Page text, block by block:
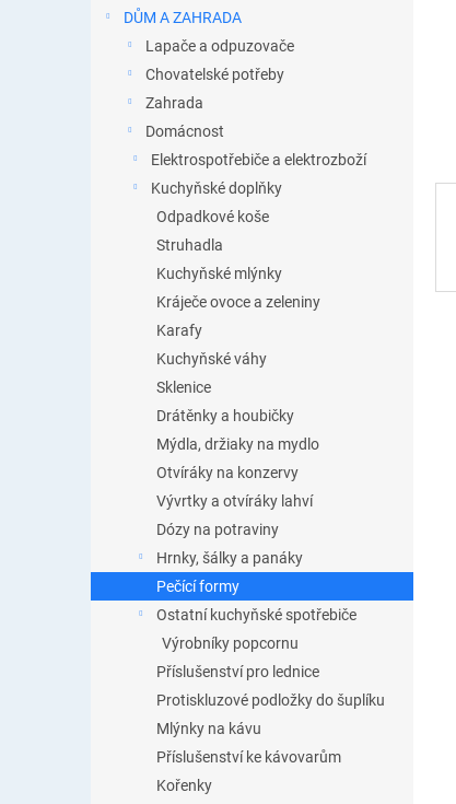
DŮM A ZAHRADA
Lapače a odpuzovače
Chovatelské potřeby
Zahrada
Domácnost
Elektrospotřebiče a elektrozboží
Kuchyňské doplňky
Odpadkové koše
Struhadla
Kuchyňské mlýnky
Kráječe ovoce a zeleniny
Karafy
Kuchyňské váhy
Sklenice
Drátěnky a houbičky
Mýdla, držiaky na mydlo
Otvíráky na konzervy
Vývrtky a otvíráky lahví
Dózy na potraviny
Hrnky, šálky a panáky
Pečící formy
Ostatní kuchyňské spotřebiče
Výrobníky popcornu
Příslušenství pro lednice
Protiskluzové podložky do šuplíku
Mlýnky na kávu
Příslušenství ke kávovarům
Kořenky